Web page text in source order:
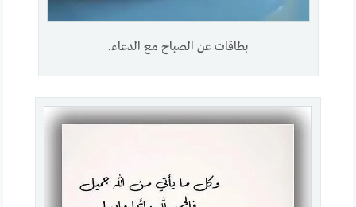
بطاقات عن الصباح مع الدعاء.